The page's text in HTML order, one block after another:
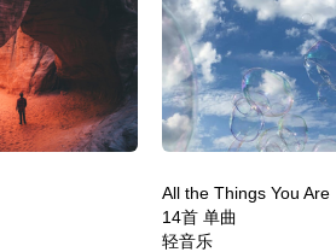
All the Things You Are
14首 单曲
轻音乐